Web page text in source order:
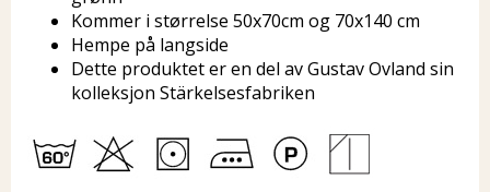
Kommer i størrelse 50x70cm og 70x140 cm
Hempe på langside
Dette produktet er en del av Gustav Ovland sin
kolleksjon Stärkelsesfabriken